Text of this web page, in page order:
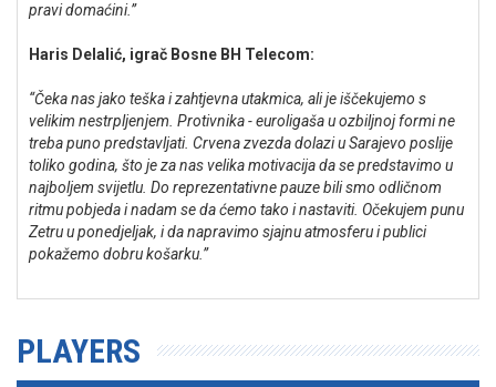
pravi domaćini.”
Haris Delalić, igrač Bosne BH Telecom:
“Čeka nas jako teška i zahtjevna utakmica, ali je iščekujemo s
velikim nestrpljenjem. Protivnika - euroligaša u ozbiljnoj formi ne
treba puno predstavljati. Crvena zvezda dolazi u Sarajevo poslije
toliko godina, što je za nas velika motivacija da se predstavimo u
najboljem svijetlu. Do reprezentativne pauze bili smo odličnom
ritmu pobjeda i nadam se da ćemo tako i nastaviti. Očekujem punu
Zetru u ponedjeljak, i da napravimo sjajnu atmosferu i publici
pokažemo dobru košarku.”
PLAYERS